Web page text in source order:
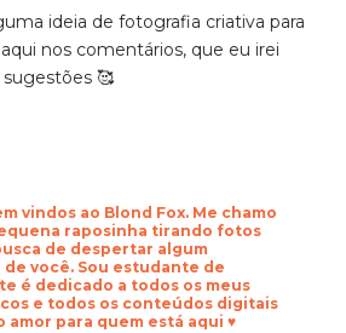
ideia de fotografia criativa para
nos comentários, que eu irei
🥰
vindos ao Blond Fox. Me chamo
raposinha tirando fotos
de despertar algum
você. Sou estudante de
é dedicado a todos os meus
e todos os conteúdos digitais
para quem está aqui ♥